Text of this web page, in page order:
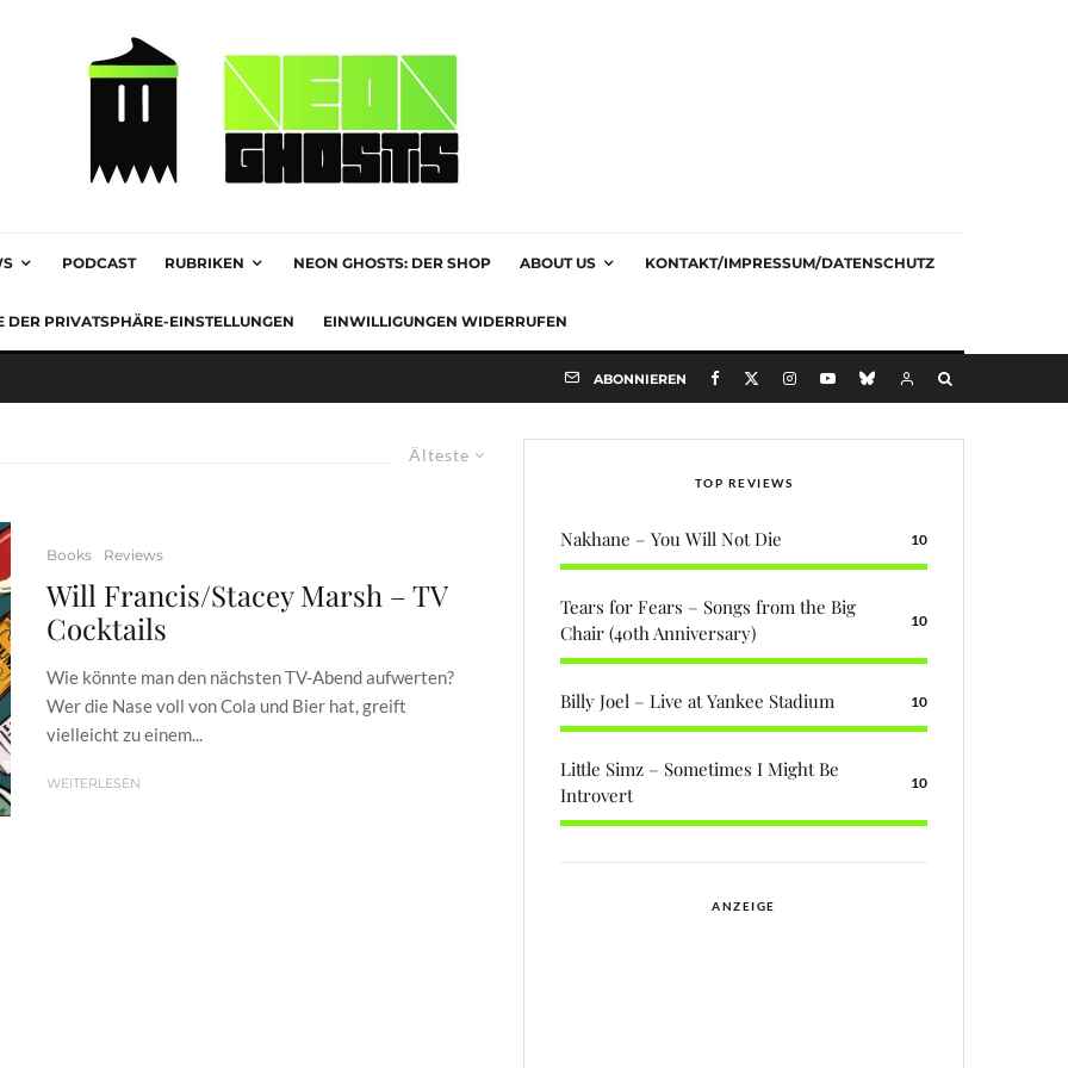
PODCAST RUBRIKEN NEON GHOSTS: DER SHOP ABOUT US KONTAKT/IMPRESSUM/DATENSCHUTZ
DER PRIVATSPHÄRE-EINSTELLUNGEN EINWILLIGUNGEN WIDERRUFEN
ABONNIEREN
Älteste
Books Reviews
Will Francis/Stacey Marsh – TV
Cocktails
Wie könnte man den nächsten TV-Abend aufwerten?
Wer die Nase voll von Cola und Bier hat, greift
vielleicht zu einem...
WEITERLESEN
TOP REVIEWS
Nakhane – You Will Not Die 10
Tears for Fears – Songs from the Big
Chair (40th Anniversary)
10
Billy Joel – Live at Yankee Stadium 10
Little Simz – Sometimes I Might Be
Introvert
10
ANZEIGE